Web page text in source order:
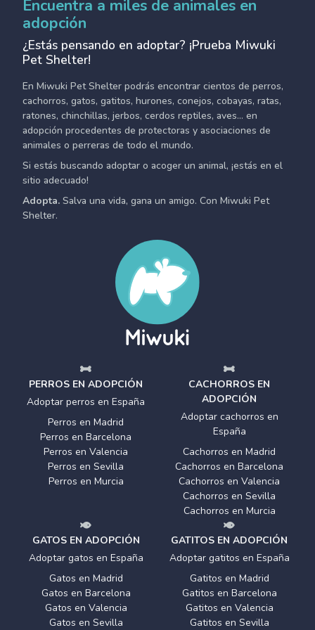
Encuentra a miles de animales en
adopción
¿Estás pensando en adoptar? ¡Prueba Miwuki
Pet Shelter!
En Miwuki Pet Shelter podrás encontrar cientos de perros,
cachorros, gatos, gatitos, hurones, conejos, cobayas, ratas,
ratones, chinchillas, jerbos, cerdos reptiles, aves... en
adopción procedentes de protectoras y asociaciones de
animales o perreras de todo el mundo.
Si estás buscando adoptar o acoger un animal, ¡estás en el
sitio adecuado!
Adopta. Salva una vida, gana un amigo. Con Miwuki Pet
Shelter.
PERROS EN ADOPCIÓN
Adoptar perros en España
Perros en Madrid
Perros en Barcelona
Perros en Valencia
Perros en Sevilla
Perros en Murcia
CACHORROS EN
ADOPCIÓN
Adoptar cachorros en
España
Cachorros en Madrid
Cachorros en Barcelona
Cachorros en Valencia
Cachorros en Sevilla
Cachorros en Murcia
GATOS EN ADOPCIÓN
Adoptar gatos en España
Gatos en Madrid
Gatos en Barcelona
Gatos en Valencia
Gatos en Sevilla
GATITOS EN ADOPCIÓN
Adoptar gatitos en España
Gatitos en Madrid
Gatitos en Barcelona
Gatitos en Valencia
Gatitos en Sevilla